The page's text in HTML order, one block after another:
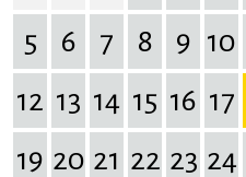
5
6 7 8 9 10
12 13 14 15 16 17
19 20 21 22 23 24